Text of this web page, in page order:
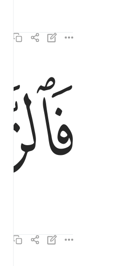
فَٱلزَّٰجِرَٰتِ زَجْرًۭا ٢